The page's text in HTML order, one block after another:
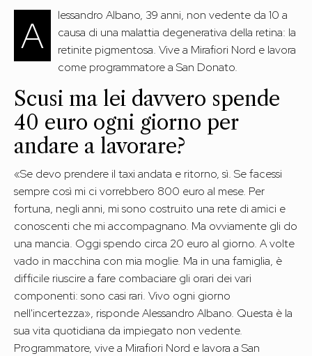
A
lessandro Albano, 39 anni, non vedente da 10 a
causa di una malattia degenerativa della retina: la
retinite pigmentosa. Vive a Mirafiori Nord e lavora
come programmatore a San Donato.
Scusi ma lei davvero spende
40 euro ogni giorno per
andare a lavorare?
«Se devo prendere il taxi andata e ritorno, sì. Se facessi
sempre così mi ci vorrebbero 800 euro al mese. Per
fortuna, negli anni, mi sono costruito una rete di amici e
conoscenti che mi accompagnano. Ma ovviamente gli do
una mancia. Oggi spendo circa 20 euro al giorno. A volte
vado in macchina con mia moglie. Ma in una famiglia, è
difficile riuscire a fare combaciare gli orari dei vari
componenti: sono casi rari. Vivo ogni giorno
nell'incertezza», risponde Alessandro Albano. Questa è la
sua vita quotidiana da impiegato non vedente.
Programmatore, vive a Mirafiori Nord e lavora a San